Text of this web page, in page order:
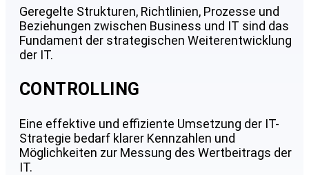
Geregelte Strukturen, Richtlinien, Prozesse und
Beziehungen zwischen Business und IT sind das
Fundament der strategischen Weiterentwicklung
der IT.
CONTROLLING
Eine effektive und effiziente Umsetzung der IT-
Strategie bedarf klarer Kennzahlen und
Möglichkeiten zur Messung des Wertbeitrags der
IT.